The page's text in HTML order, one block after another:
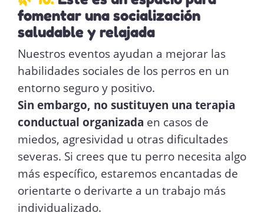
fomentar una socialización
saludable y relajada
Nuestros eventos ayudan a mejorar las
habilidades sociales de los perros en un
entorno seguro y positivo.
Sin embargo, no sustituyen una terapia
conductual organizada en casos de
miedos, agresividad u otras dificultades
severas. Si crees que tu perro necesita algo
más específico, estaremos encantadas de
orientarte o derivarte a un trabajo más
individualizado.